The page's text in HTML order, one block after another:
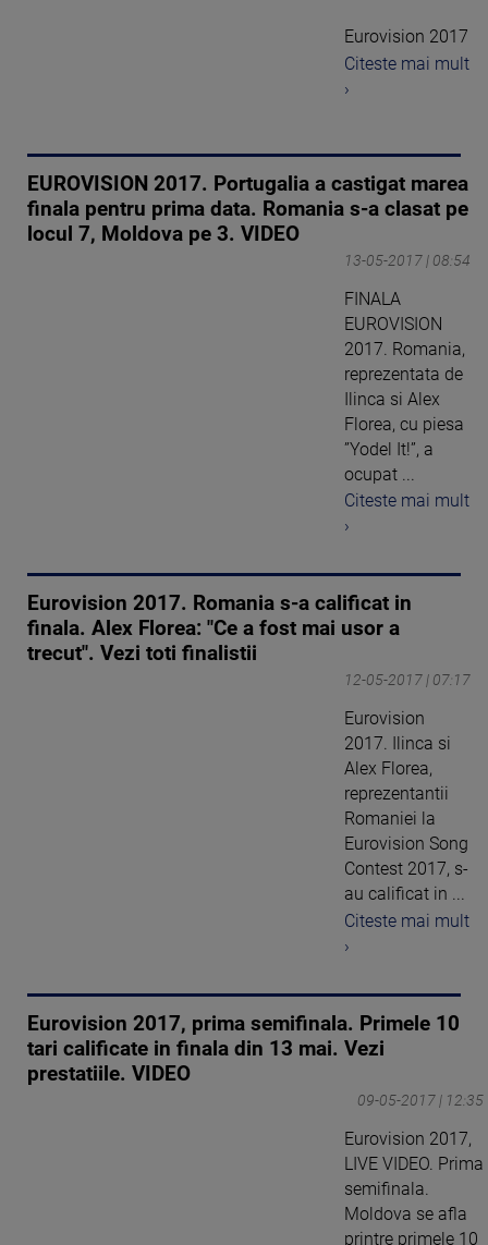
Eurovision 2017
Citeste mai mult
›
EUROVISION 2017. Portugalia a castigat marea
finala pentru prima data. Romania s-a clasat pe
locul 7, Moldova pe 3. VIDEO
13-05-2017 | 08:54
FINALA
EUROVISION
2017. Romania,
reprezentata de
Ilinca si Alex
Florea, cu piesa
”Yodel It!”, a
ocupat ...
Citeste mai mult
›
Eurovision 2017. Romania s-a calificat in
finala. Alex Florea: "Ce a fost mai usor a
trecut". Vezi toti finalistii
12-05-2017 | 07:17
Eurovision
2017. Ilinca si
Alex Florea,
reprezentantii
Romaniei la
Eurovision Song
Contest 2017, s-
au calificat in ...
Citeste mai mult
›
Eurovision 2017, prima semifinala. Primele 10
tari calificate in finala din 13 mai. Vezi
prestatiile. VIDEO
09-05-2017 | 12:35
Eurovision 2017,
LIVE VIDEO. Prima
semifinala.
Moldova se afla
printre primele 10